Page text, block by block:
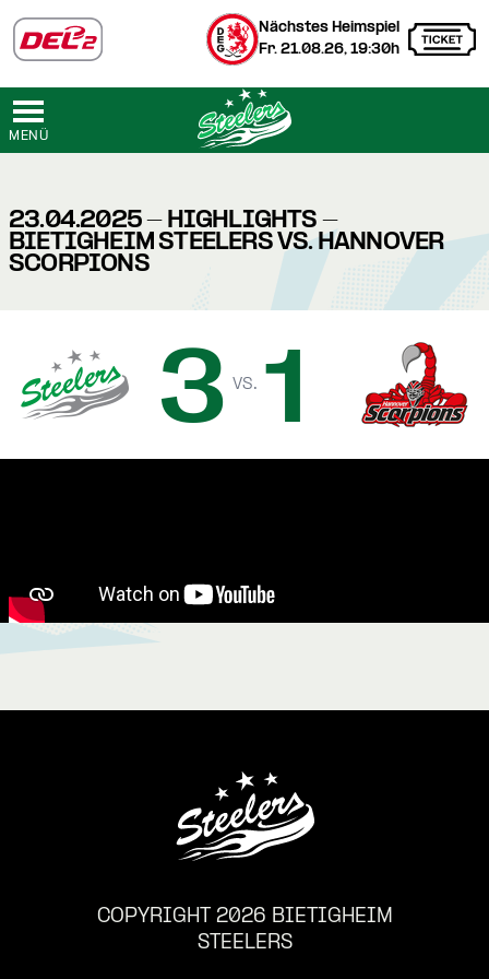
Nächstes Heimspiel
Fr. 21.08.26, 19:30h
MENÜ
23.04.2025 - HIGHLIGHTS -
BIETIGHEIM STEELERS VS. HANNOVER
SCORPIONS
3 vs. 1
COPYRIGHT 2026 BIETIGHEIM
STEELERS